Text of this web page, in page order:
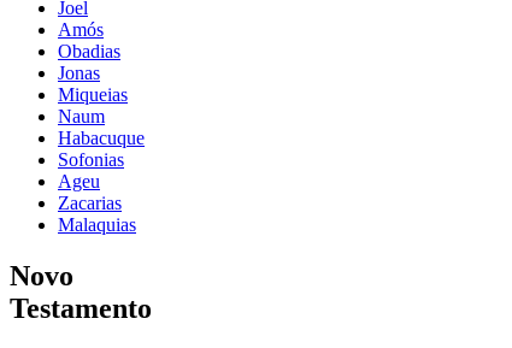
Joel
Amós
Obadias
Jonas
Miqueias
Naum
Habacuque
Sofonias
Ageu
Zacarias
Malaquias
Novo
Testamento